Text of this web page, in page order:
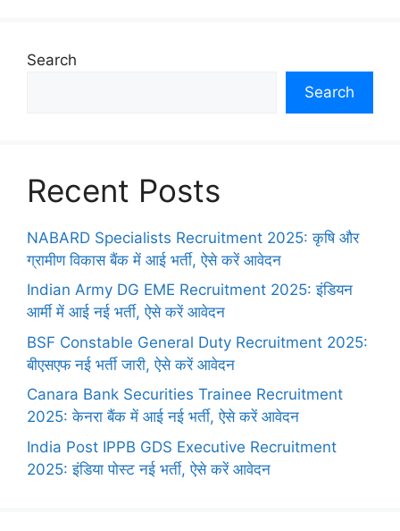
Search
Search
Recent Posts
NABARD Specialists Recruitment 2025: कृषि और
ग्रामीण विकास बैंक में आई भर्ती, ऐसे करें आवेदन
Indian Army DG EME Recruitment 2025: इंडियन
आर्मी में आई नई भर्ती, ऐसे करें आवेदन
BSF Constable General Duty Recruitment 2025:
बीएसएफ नई भर्ती जारी, ऐसे करें आवेदन
Canara Bank Securities Trainee Recruitment
2025: केनरा बैंक में आई नई भर्ती, ऐसे करें आवेदन
India Post IPPB GDS Executive Recruitment
2025: इंडिया पोस्ट नई भर्ती, ऐसे करें आवेदन